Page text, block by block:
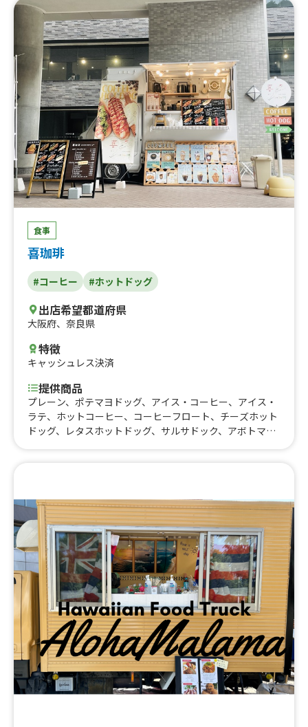
食事
喜珈琲
#コーヒー #ホットドッグ
出店希望都道府県
大阪府、 奈良県
特徴
キャッシュレス決済
提供商品
プレーン、ポテマヨドッグ、アイス・コーヒー、アイス・
ラテ、ホットコーヒー、コーヒーフロート、チーズホット
ドッグ、レタスホットドッグ、サルサドック、アボトマホ